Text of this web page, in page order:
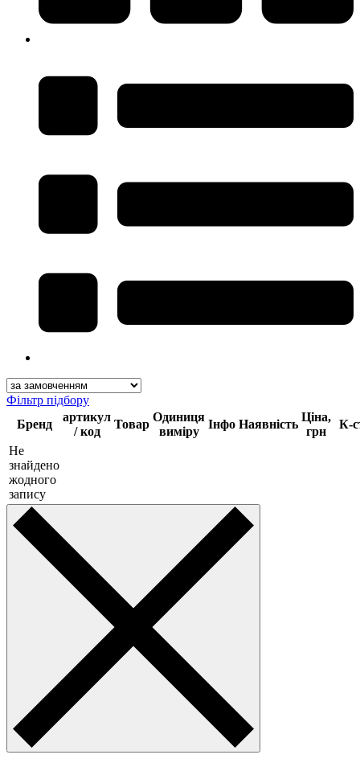
Фільтр підбору
Бренд
артикул
/ код
Товар
Одиниця
виміру
Інфо Наявність
Ціна,
грн
К-
Не
знайдено
жодного
запису